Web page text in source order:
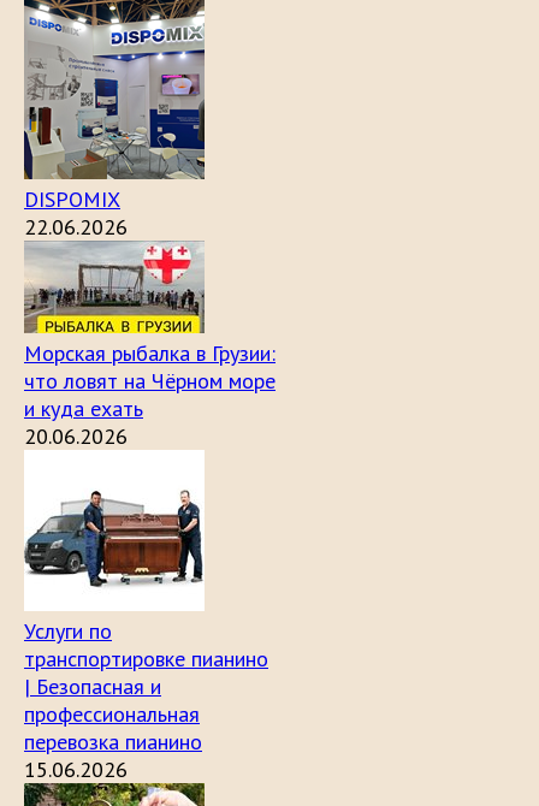
DISPOMIX
22.06.2026
Морская рыбалка в Грузии:
что ловят на Чёрном море
и куда ехать
20.06.2026
Услуги по
транспортировке пианино
| Безопасная и
профессиональная
перевозка пианино
15.06.2026